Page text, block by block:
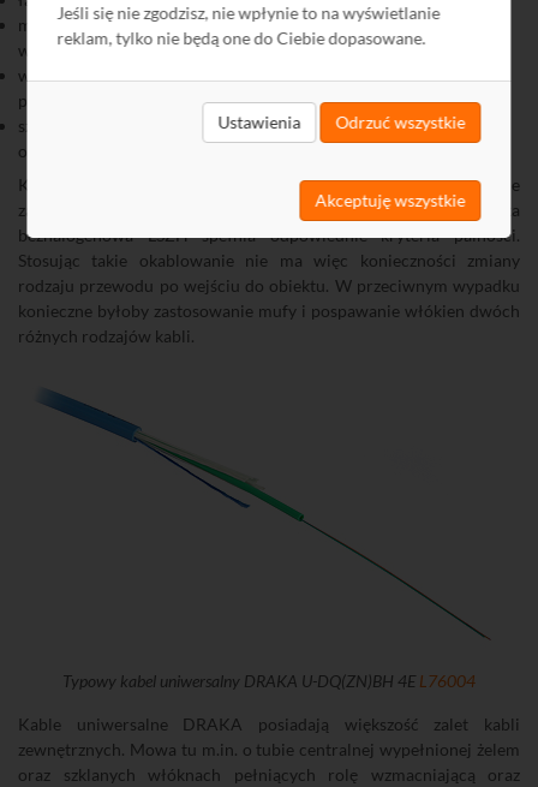
Jeśli się nie zgodzisz, nie wpłynie to na wyświetlanie
reklam, tylko nie będą one do Ciebie dopasowane.
Ustawienia Odrzuć wszystkie
Akceptuję wszystkie
maksymalną siłę naciągu na poziomie 3000 N przekładającą się na
wysoką odporność na rozciąganie,
wypełnienie żelem tuby centralnej - zabezpieczenie przed
propagacją wilgoci wewnątrz kabla,
szklane włókna wzmacniające kabel i zapewniające podstawową
ochronę antygryzoniową.
Kable uniwersalne
DRAKA U-DQ(ZN)BHmogą być montowane
zarówno wewnątrz, jak i na zewnątrz budynków. Powłoka
bezhalogenowa LSZH spełnia odpowiednie kryteria palności.
Stosując takie okablowanie nie ma więc konieczności zmiany
rodzaju przewodu po wejściu do obiektu. W przeciwnym wypadku
konieczne byłoby zastosowanie mufy i pospawanie włókien dwóch
różnych rodzajów kabli.
Typowy kabel uniwersalny DRAKA U-DQ(ZN)BH 4E L76004
Kable uniwersalne DRAKA posiadają większość zalet kabli
zewnętrznych. Mowa tu m.in. o tubie centralnej wypełnionej żelem
oraz szklanych włóknach pełniących rolę wzmacniającą oraz